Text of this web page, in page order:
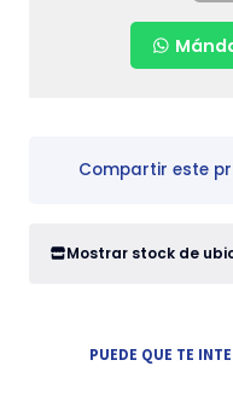
Compartir este
Mostrar stock de
PUEDE QUE TE